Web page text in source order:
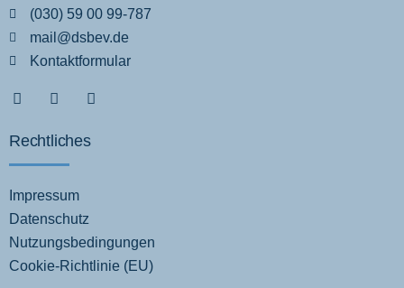
(030) 59 00 99-787
mail@dsbev.de
Kontaktformular
Rechtliches
Impressum
Datenschutz
Nutzungsbedingungen
Cookie-Richtlinie (EU)